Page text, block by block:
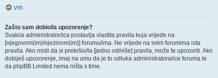
Vrh
Zašto sam dobio/la upozorenje?
Svaki/a administrator/ica postavlja vlastita pravila koja vrijede na
[njegovom(im)/njezinom(im)] forumu/ima. Ne vrijede na svim forumima ista
pravila. Ako misli da si prekršio/la [jedno od/više] pravila, može te upozoriti. Ako
dobiješ upozorenje, imaj na umu da je to odluka administratora/ice foruma te
da phpBB Limited nema ništa s time.